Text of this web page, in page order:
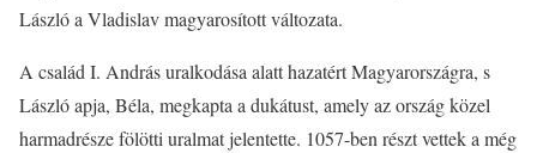
László a Vladislav magyarosított változata.
A család I. András uralkodása alatt hazatért Magyarországra, s
László apja, Béla, megkapta a dukátust, amely az ország közel
harmadrésze fölötti uralmat jelentette. 1057-ben részt vettek a még